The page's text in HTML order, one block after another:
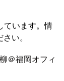
ています。情
い。
＠福岡オフィ